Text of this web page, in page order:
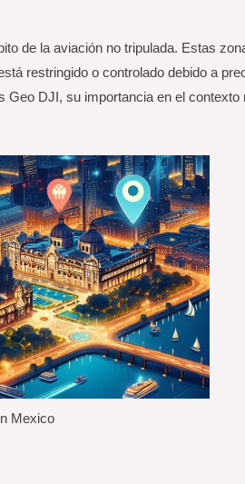
de la aviación no tripulada. Estas
restringido o controlado debido a
DJI, su importancia en el
Mexico